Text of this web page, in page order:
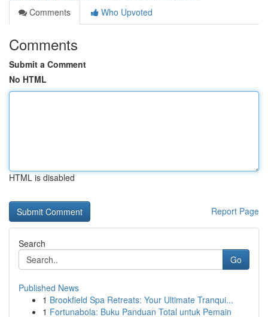
Comments
Who Upvoted
Comments
Submit a Comment
No HTML
HTML is disabled
Report Page
Search
Go
Published News
1 Brookfield Spa Retreats: Your Ultimate Tranqui...
1 Fortunabola: Buku Panduan Total untuk Pemain